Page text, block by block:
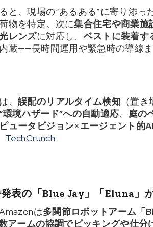
と、現場の“あるある”に寄り添っ
物を特定。次に集合住宅や商業施
レンズに対応し、 ベストに装着す
蔵——長時間運用や緊急時の導線ま
、誤配のリアルタイム検知 （置
環境ハザード”への自動適応、 庭の
ュータビジョン×エージェント的AI
TechCrunch
発表の「Blue Jay」「Eluna」
は多関節ロボットアーム「
アームの協調でピッキングや仕